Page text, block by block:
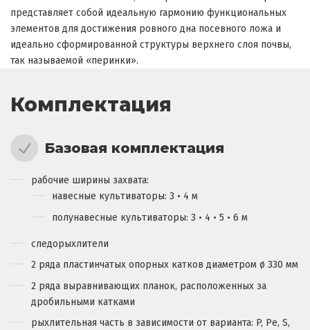
представляет собой идеальную гармонию функциональных
элементов для достижения ровного дна посевного ложа и
идеально сформированной структуры верхнего слоя почвы,
так называемой «перинки».
Комплектация
Базовая комплектация
рабочие ширины захвата:
навесные культиваторы: 3 • 4 м
полунавесные культиваторы: 3 • 4 • 5 • 6 м
следорыхлители
2 ряда пластинчатых опорных катков диаметром ø 330 мм
2 ряда выравнивающих планок, расположенных за
дробильными катками
рыхлительная часть в зависимости от варианта: P, Pe, S,